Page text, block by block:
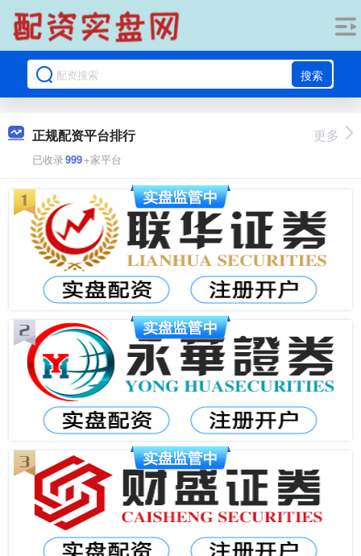
搜索
正规配资平台排行
已收录999+家平台
更多